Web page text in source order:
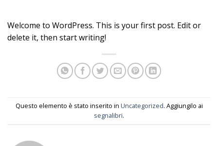
Welcome to WordPress. This is your first post. Edit or
delete it, then start writing!
Questo elemento è stato inserito in Uncategorized. Aggiungilo ai
segnalibri.